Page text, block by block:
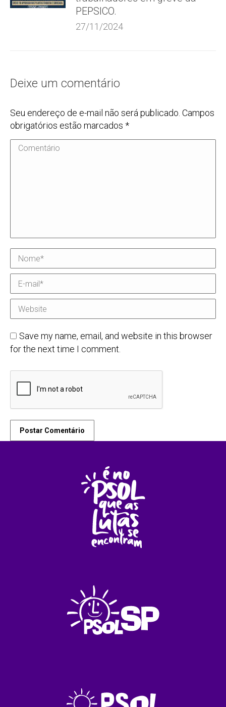
PEPSICO.
27/11/2024
Deixe um comentário
Seu endereço de e-mail não será publicado. Campos
obrigatórios estão marcados *
Comentário
Nome *
E-mail *
Website
Save my name, email, and website in this browser
for the next time I comment.
Postar Comentário